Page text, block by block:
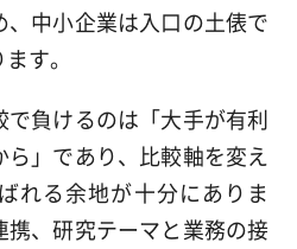
中小企業は入口の土俵で
す。
負けるのは「大手が有利
」であり、比較軸を変え
れる余地が十分にありま
、研究テーマと業務の接